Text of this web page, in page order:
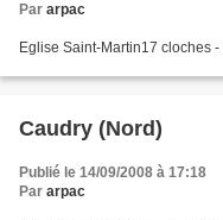
Par arpac
Eglise Saint-Martin17 cloches
Caudry (Nord)
Publié le 14/09/2008 à 17:18
Par arpac